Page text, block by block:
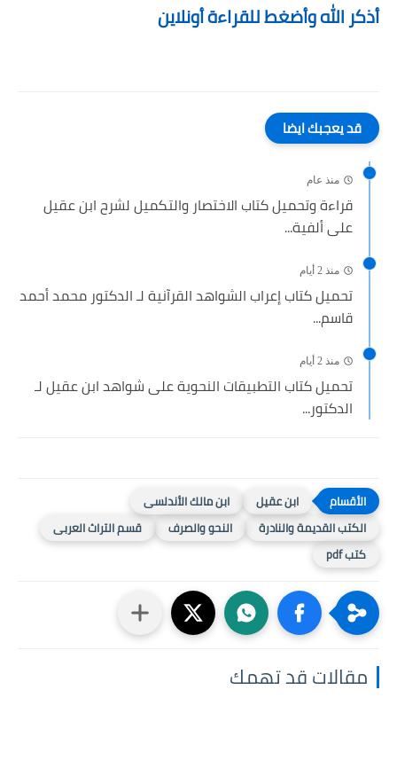
أذكر الله وأضغط للقراءة أونلاين
قد يعجبك ايضا
منذ عام
قراءة وتحميل كتاب الاختصار والتكميل لشرح ابن عقيل
على ألفية...
منذ 2 أيام
تحميل كتاب إعراب الشواهد القرآنية لـ الدكتور محمد أحمد
قاسم...
منذ 2 أيام
تحميل كتاب التطبيقات النحوية على شواهد ابن عقيل لـ
الدكتور...
ابن عقيل
ابن مالك الأندلسى
الكتب القديمة والنادرة
النحو والصرف
قسم التراث العربى
كتب pdf
مقالات قد تهمك